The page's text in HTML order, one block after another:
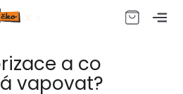
CZK
a co
vapovat?